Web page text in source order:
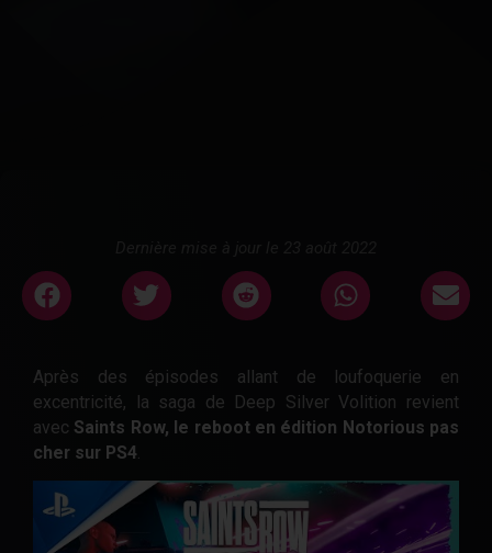
Après des épisodes allant de loufoquerie en
excentricité, la saga de Deep Silver Volition revient
avec Saints Row, le reboot en édition Notorious pas
cher sur PS4